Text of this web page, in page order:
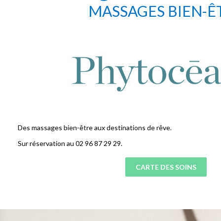
MASSAGES BIEN-
Des massages bien-être aux destinations de rêve.
Sur réservation au 02 96 87 29 29.
CARTE DES SOINS